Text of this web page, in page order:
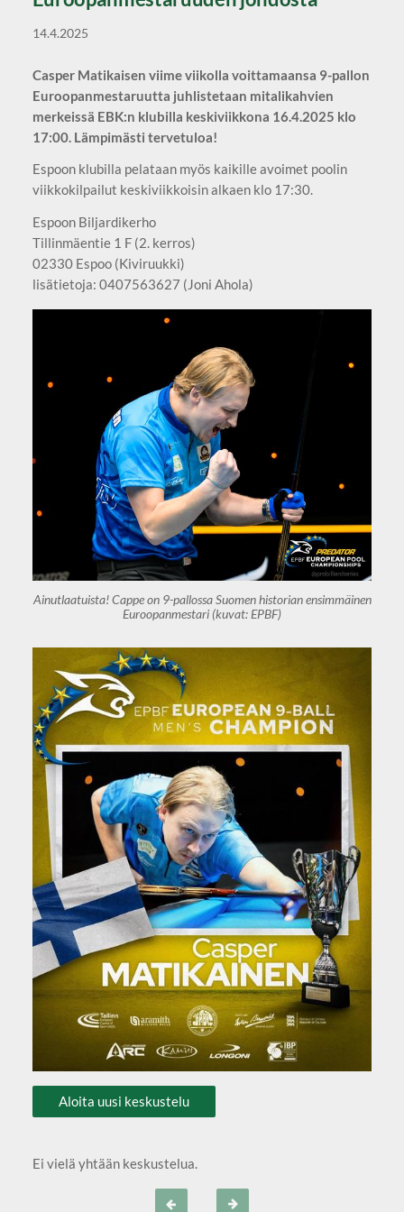
14.4.2025
Casper Matikaisen viime viikolla voittamaansa 9-pallon
Euroopanmestaruutta juhlistetaan mitalikahvien
merkeissä EBK:n klubilla keskiviikkona 16.4.2025 klo
17:00. Lämpimästi tervetuloa!
Espoon klubilla pelataan myös kaikille avoimet poolin
viikkokilpailut keskiviikkoisin alkaen klo 17:30.
Espoon Biljardikerho
Tillinmäentie 1 F (2. kerros)
02330 Espoo (Kiviruukki)
lisätietoja: 0407563627 (Joni Ahola)
Ainutlaatuista! Cappe on 9-pallossa Suomen historian ensimmäinen
Euroopanmestari (kuvat: EPBF)
Aloita uusi keskustelu
Ei vielä yhtään keskustelua.